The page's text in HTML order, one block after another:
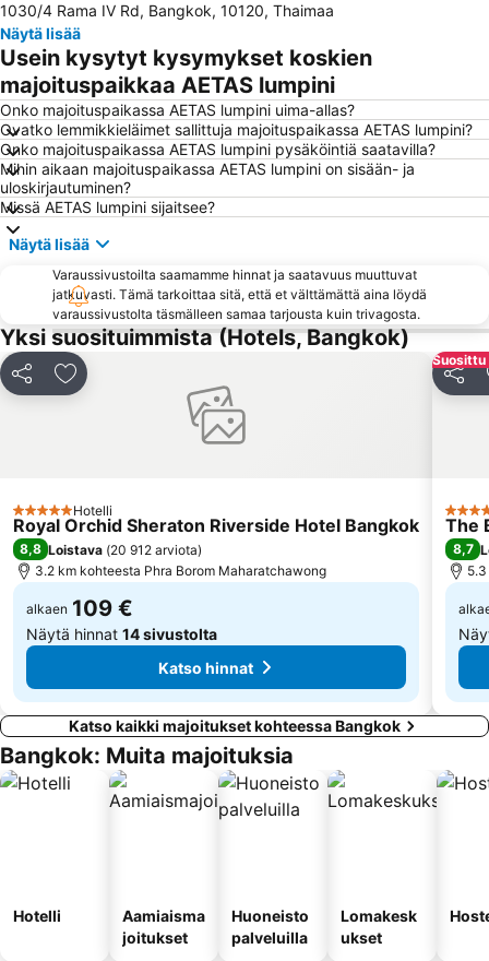
BTS Siam
MBK Center
Bangkok Hua Lamphongin päärautatieasema
Central World Plaza
BTS Ekkamai
BTS Phaya Thai
BTS Phrom Phong
BTS Ari
Siam Square
Siam Paragon
Baiyoke Tower II
Patpong
BTS Thong Lo
Wat Arun
Chatuchak Market
Bangkok Port
BTS Sala Daeng
Yawarat
BTS Chit Lom
BTS Chong Nonsi
Bangkok City and Temples Tour
MRT Rama 9
The Platinum Fashion
BTS Phloen Chit
BTS Bang Na
Seacon Square
Grand Palace and Temples and City Tour
1030/4 Rama IV Rd, Bangkok, 10120, Thaimaa
Näytä lisää
Usein kysytyt kysymykset koskien
majoituspaikkaa AETAS lumpini
Onko majoituspaikassa AETAS lumpini uima-allas?
Ovatko lemmikkieläimet sallittuja majoituspaikassa AETAS lumpini?
Onko majoituspaikassa AETAS lumpini pysäköintiä saatavilla?
Mihin aikaan majoituspaikassa AETAS lumpini on sisään- ja
uloskirjautuminen?
Missä AETAS lumpini sijaitsee?
Näytä lisää
Varaussivustoilta saamamme hinnat ja saatavuus muuttuvat
jatkuvasti. Tämä tarkoittaa sitä, että et välttämättä aina löydä
varaussivustolta täsmälleen samaa tarjousta kuin trivagosta.
Yksi suosituimmista (Hotels, Bangkok)
Jaa Lisää suosikkeihin
5 Tähtiluokitus
Hotelli
Royal Orchid Sheraton Riverside Hotel Bangkok
8,8 Loistava (20 912 arviota)
3.2 km kohteesta Phra Borom Maharatchawong
alkaen 109 €
Näytä hinnat 14 sivustolta
Katso hinnat
Suosittu
Jaa
5
The
8,7
Katso kaikki majoitukset kohteessa Bangkok
Bangkok: Muita majoituksia
Hotelli
Aamiaisma
joitukset
Huoneisto
palveluilla
Lomakesk
ukset